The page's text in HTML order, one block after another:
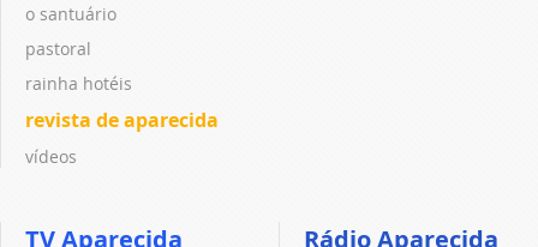
o santuário
pastoral
rainha hotéis
revista de aparecida
vídeos
TV Aparecida Rádio Aparecida